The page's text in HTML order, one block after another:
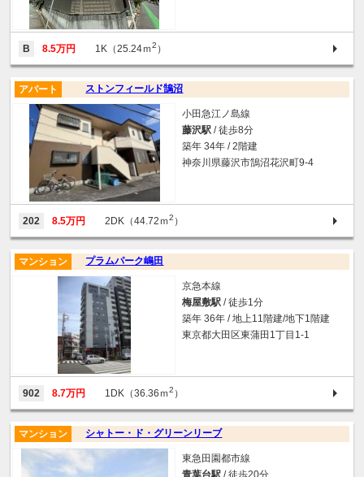
B 8.5万円 1K（25.24ｍ2 ）
ストンフィールド鵠沼
アパート
小田急江ノ島線
藤沢駅 / 徒歩8分
築年 34年 / 2階建
神奈川県藤沢市鵠沼花沢町9-4
202 8.5万円 2DK（44.72ｍ2 ）
プラムパーク嶋田
マンション
京急本線
梅屋敷駅 / 徒歩1分
築年 36年 / 地上11階建/地下1階建
東京都大田区東蒲田1丁目1-1
902 8.7万円 1DK（36.36ｍ2 ）
シャトー・ド・グリーンリーブ
マンション
東急田園都市線